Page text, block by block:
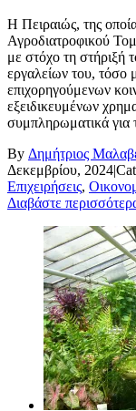
Η Πειραιώς, της
Αγροδιατροφικού
με στόχο τη στήριξή
εργαλείων του, τόσο
επιχορηγούμενων
εξειδικευμένων
συμπληρωματικά
By Δημήτριος
Δεκεμβρίου, 2024|
Επιχειρήσεις,
Διαβάστε